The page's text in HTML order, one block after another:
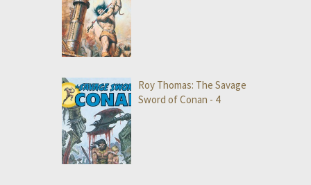
Roy Thomas: The Savage
Sword of Conan - 4